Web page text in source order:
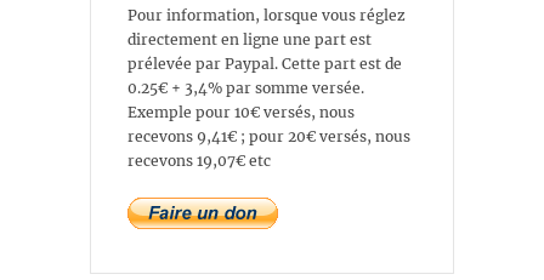
Pour information, lorsque vous réglez
directement en ligne une part est
prélevée par Paypal. Cette part est de
0.25€ + 3,4% par somme versée.
Exemple pour 10€ versés, nous
recevons 9,41€ ; pour 20€ versés, nous
recevons 19,07€ etc